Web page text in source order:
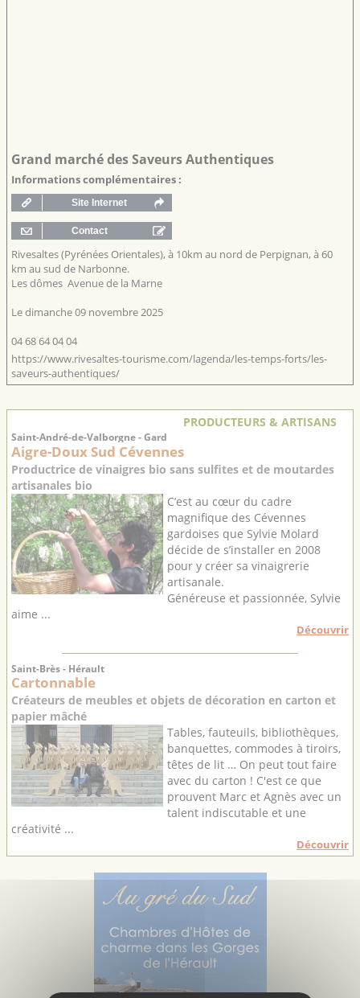
Grand marché des Saveurs Authentiques
Informations complémentaires :
Rivesaltes (Pyrénées Orientales), à 10km au nord de Perpignan, à 60
km au sud de Narbonne.
Les dômes Avenue de la Marne
Le dimanche 09 novembre 2025
04 68 64 04 04
https://www.rivesaltes-tourisme.com/lagenda/les-temps-forts/les-
saveurs-authentiques/
PRODUCTEURS & ARTISANS
Saint-André-de-Valborgne - Gard
Aigre-Doux Sud Cévennes
Productrice de vinaigres bio sans sulfites et de moutardes
artisanales bio
C’est au cœur du cadre
magnifique des Cévennes
gardoises que Sylvie Molard
décide de s’installer en 2008
pour y créer sa vinaigrerie
artisanale.
Généreuse et passionnée, Sylvie
aime ...
Découvrir
Saint-Brès - Hérault
Cartonnable
Créateurs de meubles et objets de décoration en carton et
papier mâché
Tables, fauteuils, bibliothèques,
banquettes, commodes à tiroirs,
têtes de lit … On peut tout faire
avec du carton ! C'est ce que
prouvent Marc et Agnès avec un
talent indiscutable et une
créativité ...
Découvrir